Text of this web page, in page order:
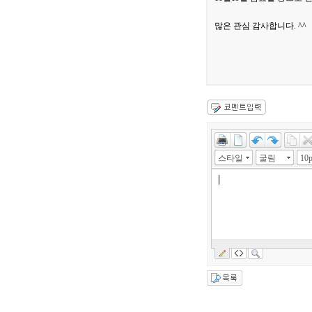
많은 관심 감사합니다. ^^
스타일 굴림